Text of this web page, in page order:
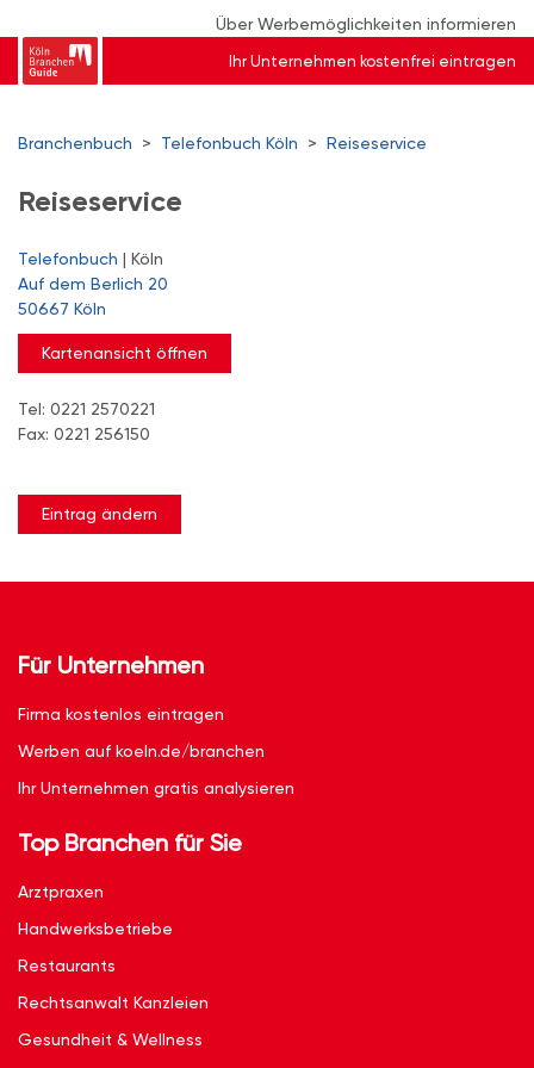
Über Werbemöglichkeiten informieren
Ihr Unternehmen kostenfrei eintragen
Branchenbuch > Telefonbuch Köln > Reiseservice
Reiseservice
Telefonbuch | Köln
Auf dem Berlich 20
50667 Köln
Kartenansicht öffnen
Tel: 0221 2570221
Fax: 0221 256150
Eintrag ändern
Für Unternehmen
Firma kostenlos eintragen
Werben auf koeln.de/branchen
Ihr Unternehmen gratis analysieren
Top Branchen für Sie
Arztpraxen
Handwerksbetriebe
Restaurants
Rechtsanwalt Kanzleien
Gesundheit & Wellness